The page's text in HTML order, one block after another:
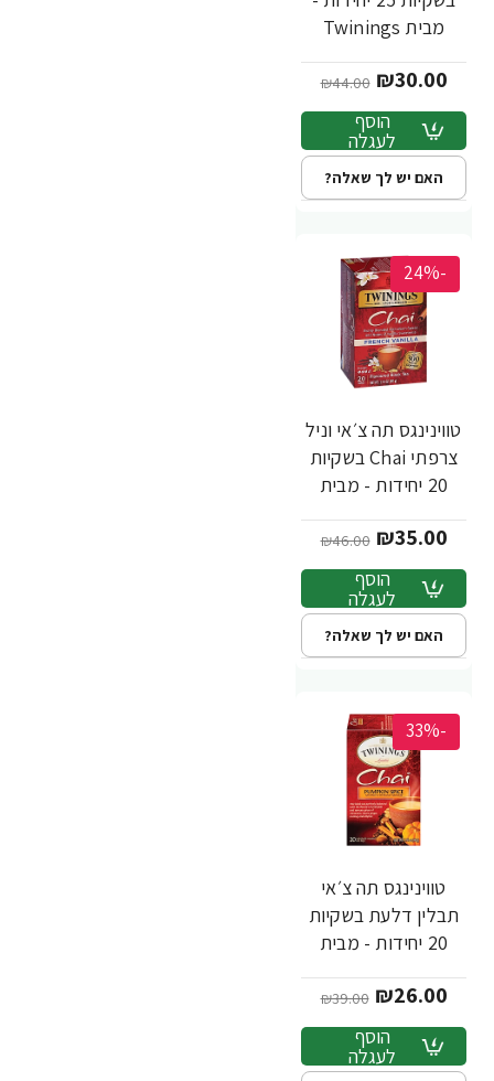
מבית Twinings
₪30.00
₪44.00
הוסף
לעגלה
האם יש לך שאלה?
-24%
טווינינגס תה צ׳אי וניל
צרפתי Chai בשקיות
20 יחידות - מבית
₪35.00
₪46.00
הוסף
לעגלה
האם יש לך שאלה?
-33%
טווינינגס תה צ׳אי
תבלין דלעת בשקיות
20 יחידות - מבית
₪26.00
₪39.00
הוסף
לעגלה